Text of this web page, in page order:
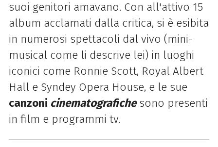
suoi genitori amavano. Con all'attivo 15
album acclamati dalla critica, si è esibita
in numerosi spettacoli dal vivo (mini-
musical come li descrive lei) in luoghi
iconici come Ronnie Scott, Royal Albert
Hall e Syndey Opera House, e le sue
canzoni cinematografichesono presenti
in film e programmi tv.